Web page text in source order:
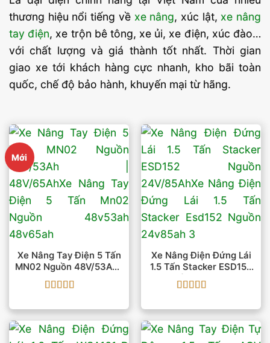
thương hiệu nổi tiếng về xe nâng, xúc lật, xe nâng
tay điện, xe trộn bê tông, xe ủi, xe điện, xúc đào…
với chất lượng và giá thành tốt nhất. Thời gian
giao xe tới khách hàng cực nhanh, kho bãi toàn
quốc, chế độ bảo hành, khuyến mại từ hãng.
Mới
Xe Nâng Tay Điện 5 Tấn
MN02 Nguồn 48V/53Ah |
48V/65Ah
hạng55 sao
Xe Nâng Điện Đứng Lái
1.5 Tấn Stacker ESD152
Nguồn 24V/85Ah
hạng55 sao